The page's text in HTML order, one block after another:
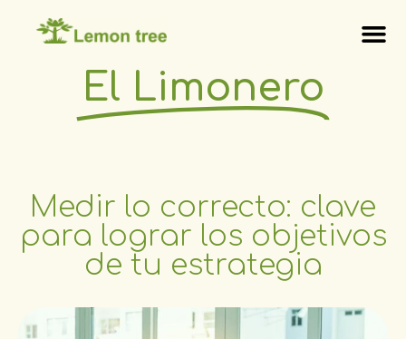
El Limonero
Medir lo correcto: clave
para lograr los objetivos
de tu estrategia